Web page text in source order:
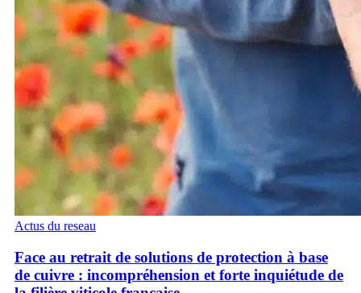
Face
retrait
de
solutions
Actus du reseau
Face au retrait de solutions de protection à base
de cuivre : incompréhension et forte inquiétude de